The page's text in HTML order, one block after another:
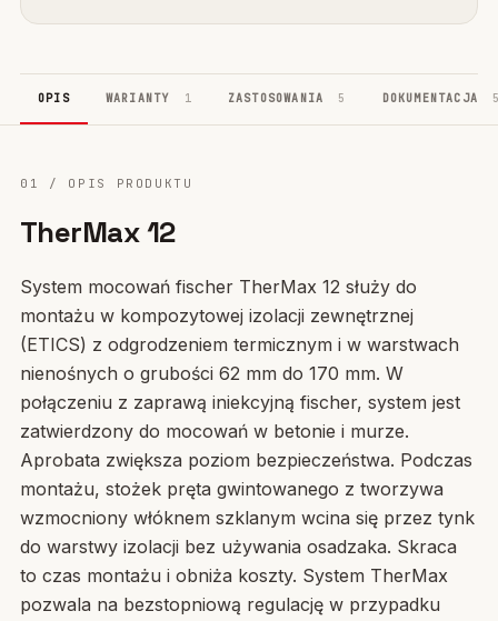
OPIS WARIANTY 1 ZASTOSOWANIA 5 DOKUMENTACJA
01 / OPIS PRODUKTU
TherMax 12
System mocowań fischer TherMax 12 służy do
montażu w kompozytowej izolacji zewnętrznej
(ETICS) z odgrodzeniem termicznym i w warstwach
nienośnych o grubości 62 mm do 170 mm. W
połączeniu z zaprawą iniekcyjną fischer, system jest
zatwierdzony do mocowań w betonie i murze.
Aprobata zwiększa poziom bezpieczeństwa. Podczas
montażu, stożek pręta gwintowanego z tworzywa
wzmocniony włóknem szklanym wcina się przez tynk
do warstwy izolacji bez używania osadzaka. Skraca
to czas montażu i obniża koszty. System TherMax
pozwala na bezstopniową regulację w przypadku